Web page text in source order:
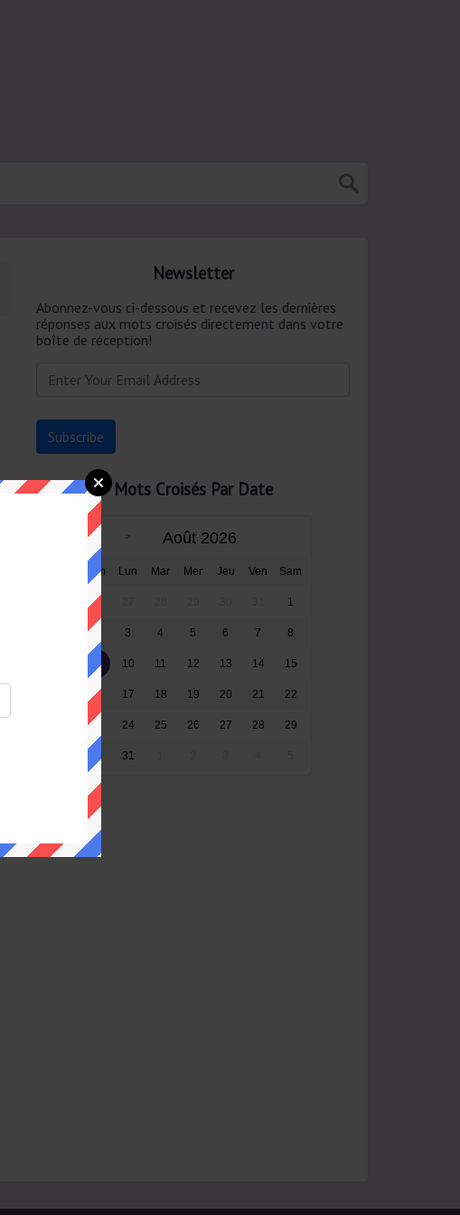
Newsletter
Abonnez-vous ci-dessous et recevez les dernières
réponses aux mots croisés directement dans votre
boîte de réception!
Mots Croisés Par Date
Août 2026
Dim Lun Mar Mer Jeu Ven Sam
26 1
3 4 5 6 7 8
10 11 12 13 14 15
16 17 18 19 20 21 22
23 24 25 26 27 28 29
31